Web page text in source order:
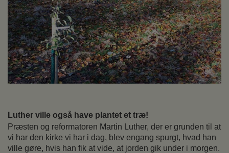
Luther ville også have plantet et træ!
Præsten og reformatoren Martin Luther, der er grunden til at
vi har den kirke vi har i dag, blev engang spurgt, hvad han
ville gøre, hvis han fik at vide, at jorden gik under i morgen.